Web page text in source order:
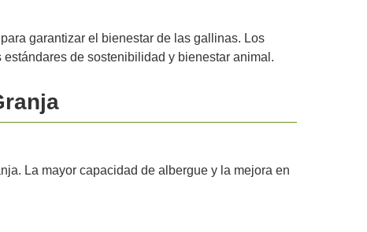
garantizar el bienestar de las gallinas. Los
de sostenibilidad y bienestar animal.
La mayor capacidad de albergue y la mejora en